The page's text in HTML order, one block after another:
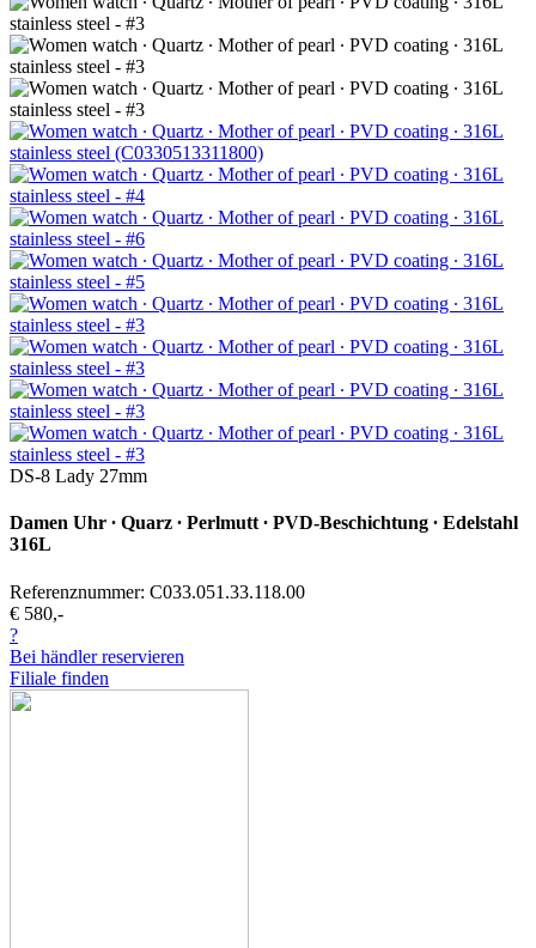
DS-8 Lady 27mm
Damen Uhr ∙ Quarz ∙ Perlmutt ∙ PVD-Beschichtung ∙ Edelstahl
316L
Referenznummer: C033.051.33.118.00
€ 580,-
?
Bei händler reservieren
Filiale finden